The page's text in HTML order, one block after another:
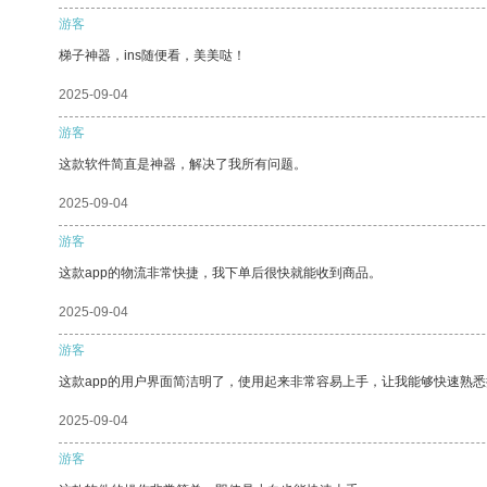
游客
梯子神器，ins随便看，美美哒！
2025-09-04
游客
这款软件简直是神器，解决了我所有问题。
2025-09-04
游客
这款app的物流非常快捷，我下单后很快就能收到商品。
2025-09-04
游客
这款app的用户界面简洁明了，使用起来非常容易上手，让我能够快速熟
2025-09-04
游客